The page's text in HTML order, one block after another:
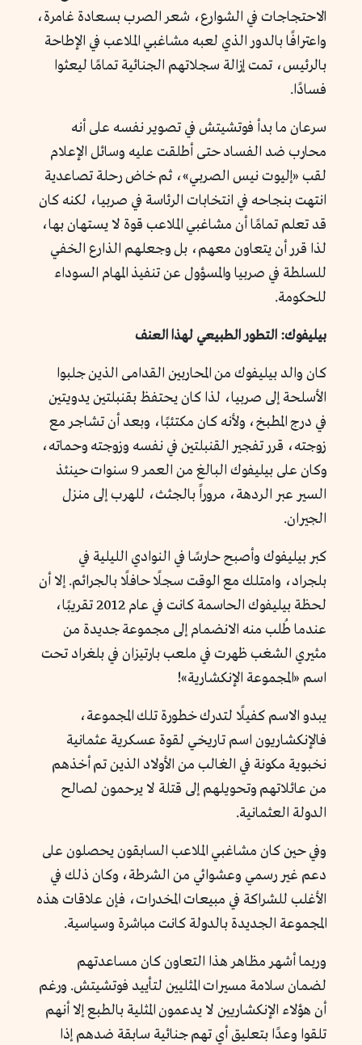
الاحتجاجات في الشوارع، شعر الصرب بسعادة غامرة،
واعترافًا بالدور الذي لعبه مشاغبي الملاعب في الإطاحة
بالرئيس، تمت إزالة سجلاتهم الجنائية تمامًا ليعثوا
فسادًا.
سرعان ما بدأ فوتشيتش في تصوير نفسه على أنه
محارب ضد الفساد حتى أطلقت عليه وسائل الإعلام
لقب «إليوت نيس الصربي»، ثم خاض رحلة تصاعدية
انتهت بنجاحه في انتخابات الرئاسة في صربيا، لكنه كان
قد تعلم تمامًا أن مشاغبي الملاعب قوة لا يستهان بها،
لذا قرر أن يتعاون معهم، بل وجعلهم الذارع الخفي
للسلطة في صربيا والمسؤول عن تنفيذ المهام السوداء
للحكومة.
بيليفوك: التطور الطبيعي لهذا العنف
كان والد بيليفوك من المحاربين القدامى الذين جلبوا
الأسلحة إلى صربيا، لذا كان يحتفظ بقنبلتين يدويتين
في درج المطبخ، ولأنه كان مكتئبًا، وبعد أن تشاجر مع
زوجته، قرر تفجير القنبلتين في نفسه وزوجته وحماته،
وكان على بيليفوك البالغ من العمر 9 سنوات حينئذ
السير عبر الردهة، مروراً بالجثث، للهرب إلى منزل
الجيران.
كبر بيليفوك وأصبح حارسًا في النوادي الليلية في
بلجراد، وامتلك مع الوقت سجلًا حافلًا بالجرائم. إلا أن
لحظة بيليفوك الحاسمة كانت في عام 2012 تقريبًا،
عندما طُلب منه الانضمام إلى مجموعة جديدة من
مثيري الشغب ظهرت في ملعب بارتيزان في بلغراد تحت
اسم «المجموعة الإنكشارية»!
يبدو الاسم كفيلًا لتدرك خطورة تلك المجموعة،
فالإنكشاريون اسم تاريخي لقوة عسكرية عثمانية
نخبوية مكونة في الغالب من الأولاد الذين تم أخذهم
من عائلاتهم وتحويلهم إلى قتلة لا يرحمون لصالح
الدولة العثمانية.
وفي حين كان مشاغبي الملاعب السابقون يحصلون على
دعم غير رسمي وعشوائي من الشرطة، وكان ذلك في
الأغلب للشراكة في مبيعات المخدرات، فإن علاقات هذه
المجموعة الجديدة بالدولة كانت مباشرة وسياسية.
وربما أشهر مظاهر هذا التعاون كان مساعدتهم
لضمان سلامة مسيرات المثليين لتأييد فوتشيتش. ورغم
أن هؤلاء الإنكشاريين لا يدعمون المثلية بالطبع إلا أنهم
تلقوا وعدًا بتعليق أي تهم جنائية سابقة ضدهم إذا